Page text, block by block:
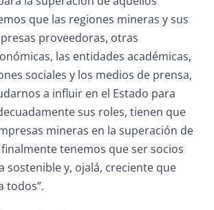
que las regiones mineras y sus
proveedoras, otras
las entidades académicas,
sociales y los medios de prensa,
a influir en el Estado para
sus roles, tienen que
mineras en la superación de
tenemos que ser socios
sostenible y, ojalá, creciente que
todos”.